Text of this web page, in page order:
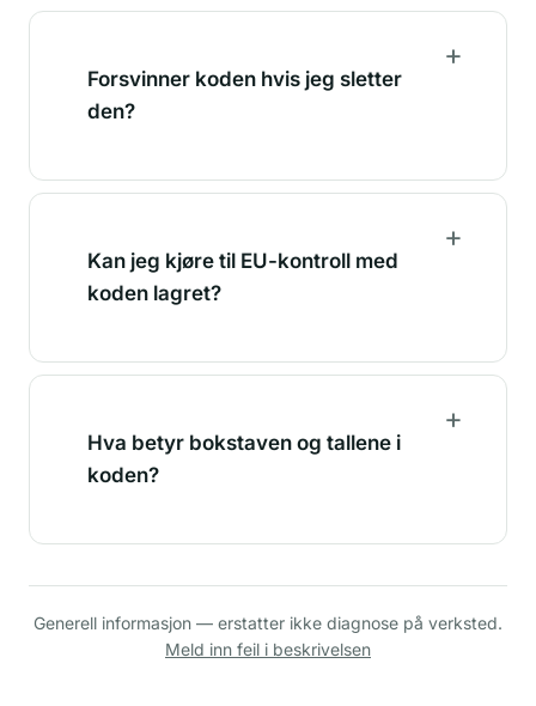
Forsvinner koden hvis jeg sletter
den?
Kan jeg kjøre til EU-kontroll med
koden lagret?
Hva betyr bokstaven og tallene i
koden?
Generell informasjon — erstatter ikke diagnose på verksted.
Meld inn feil i beskrivelsen